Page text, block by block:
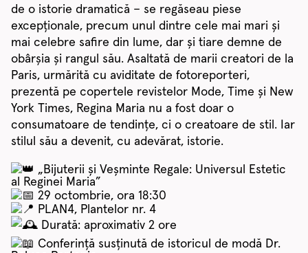
de o istorie dramatică – se regăseau piese
excepționale, precum unul dintre cele mai mari și
mai celebre safire din lume, dar și tiare demne de
obârșia și rangul său. Asaltată de marii creatori de la
Paris, urmărită cu aviditate de fotoreporteri,
prezentă pe copertele revistelor Mode, Time și New
York Times, Regina Maria nu a fost doar o
consumatoare de tendințe, ci o creatoare de stil. Iar
stilul său a devenit, cu adevărat, istorie.
„Bijuterii și Veșminte Regale: Universul Estetic
al Reginei Maria”
29 octombrie, ora 18:30
PLAN4, Plantelor nr. 4
Durată: aproximativ 2 ore
Conferință susținută de istoricul de modă Dr.